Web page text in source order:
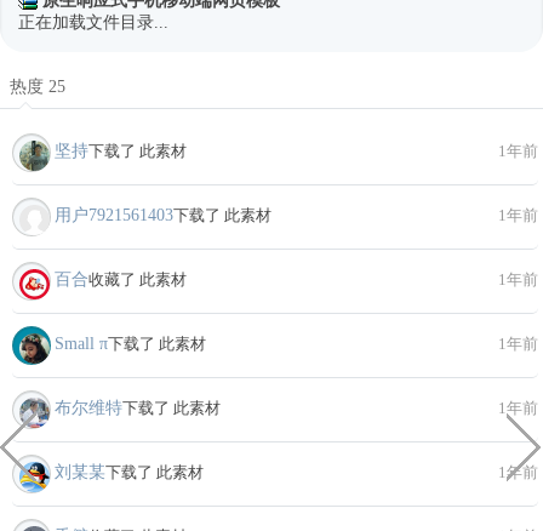
正在加载文件目录...
热度 25
坚持下载了 此素材 1年前
用户7921561403下载了 此素材 1年前
百合收藏了 此素材 1年前
Small π下载了 此素材 1年前
布尔维特下载了 此素材 1年前
刘某某下载了 此素材 1年前